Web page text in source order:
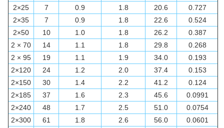
2×25
7 0.9 1.8 20.6
0.727
2×35
7 0.9 1.8 22.6
0.524
2×50
10 1.0 1.8 26.2
0.387
2 × 70
14 1.1 1.8 29.8
0.268
2 × 95
19 1.1 1.9 34.0
0.193
2×120
24 1.2 2.0 37.4
0.153
2×150
30 1.4 2.2 41.2
0.124
2×185
37 1.6 2.3 45.6
0.0991
2×240
48 1.7 2.5 51.0
0.0754
2×300
61 1.8 2.6 56.0
0.0601